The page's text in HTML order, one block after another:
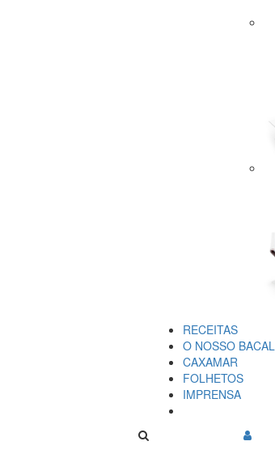
RECEITAS
O NOSSO
CAXAMAR
FOLHETOS
IMPRENSA